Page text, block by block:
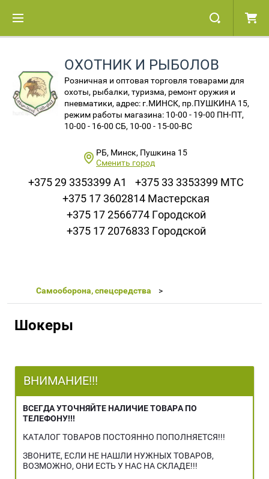
ОХОТНИК И РЫБОЛОВ
Розничная и оптовая торговля товарами для
охоты, рыбалки, туризма, ремонт оружия и
пневматики, адрес: г.МИНСК, пр.ПУШКИНА 15,
режим работы магазина: 10-00 - 19-00 ПН-ПТ,
10-00 - 16-00 СБ, 10-00 - 15-00-ВС
РБ, Минск, Пушкина 15
Сменить город
+375 29 3353399 A1
+375 33 3353399 МТС
+375 17 3602814 Мастерская
+375 17 2566774 Городской
+375 17 2076833 Городской
Самооборона, спецсредства
Шокеры
ВНИМАНИЕ!!!
ВСЕГДА УТОЧНЯЙТЕ НАЛИЧИЕ ТОВАРА ПО
ТЕЛЕФОНУ!!!
КАТАЛОГ ТОВАРОВ ПОСТОЯННО ПОПОЛНЯЕТСЯ!!!
ЗВОНИТЕ, ЕСЛИ НЕ НАШЛИ НУЖНЫХ ТОВАРОВ,
ВОЗМОЖНО, ОНИ ЕСТЬ У НАС НА СКЛАДЕ!!!